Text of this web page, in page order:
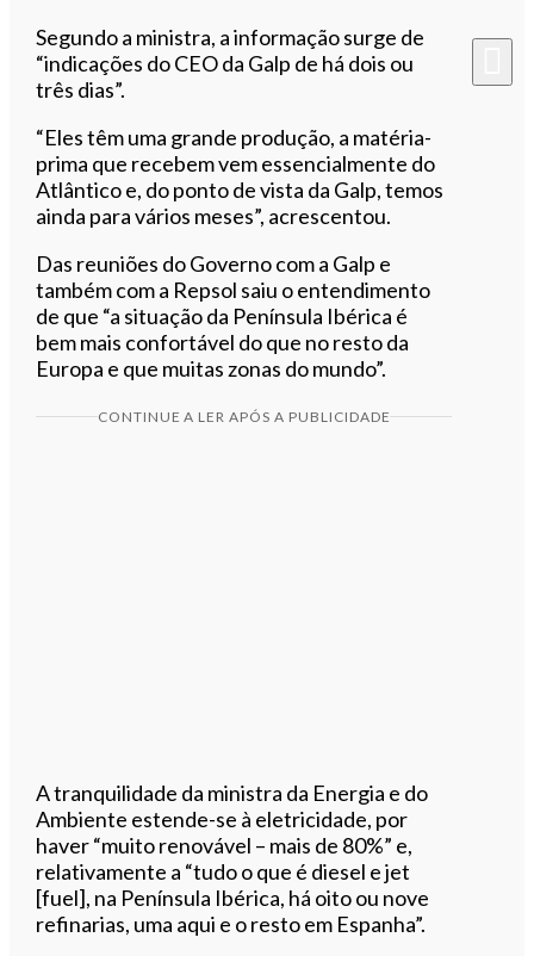
Segundo a ministra, a informação surge de
“indicações do CEO da Galp de há dois ou
três dias”.
“Eles têm uma grande produção, a matéria-
prima que recebem vem essencialmente do
Atlântico e, do ponto de vista da Galp, temos
ainda para vários meses”, acrescentou.
Das reuniões do Governo com a Galp e
também com a Repsol saiu o entendimento
de que “a situação da Península Ibérica é
bem mais confortável do que no resto da
Europa e que muitas zonas do mundo”.
CONTINUE A LER APÓS A PUBLICIDADE
A tranquilidade da ministra da Energia e do
Ambiente estende-se à eletricidade, por
haver “muito renovável – mais de 80%” e,
relativamente a “tudo o que é diesel e jet
[fuel], na Península Ibérica, há oito ou nove
refinarias, uma aqui e o resto em Espanha”.